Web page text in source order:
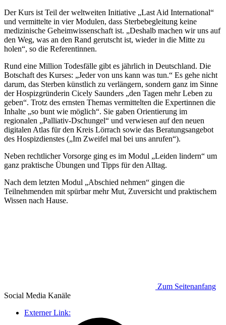
Der Kurs ist Teil der weltweiten Initiative „Last Aid International“
und vermittelte in vier Modulen, dass Sterbebegleitung keine
medizinische Geheimwissenschaft ist. „Deshalb machen wir uns auf
den Weg, was an den Rand gerutscht ist, wieder in die Mitte zu
holen“, so die Referentinnen.
Rund eine Million Todesfälle gibt es jährlich in Deutschland. Die
Botschaft des Kurses: „Jeder von uns kann was tun.“ Es gehe nicht
darum, das Sterben künstlich zu verlängern, sondern ganz im Sinne
der Hospizgründerin Cicely Saunders „den Tagen mehr Leben zu
geben“. Trotz des ernsten Themas vermittelten die Expertinnen die
Inhalte „so bunt wie möglich“. Sie gaben Orientierung im
regionalen „Palliativ-Dschungel“ und verwiesen auf den neuen
digitalen Atlas für den Kreis Lörrach sowie das Beratungsangebot
des Hospizdienstes („Im Zweifel mal bei uns anrufen“).
Neben rechtlicher Vorsorge ging es im Modul „Leiden lindern“ um
ganz praktische Übungen und Tipps für den Alltag.
Nach dem letzten Modul „Abschied nehmen“ gingen die
Teilnehmenden mit spürbar mehr Mut, Zuversicht und praktischem
Wissen nach Hause.
Zum Seitenanfang
Social Media Kanäle
Externer Link: